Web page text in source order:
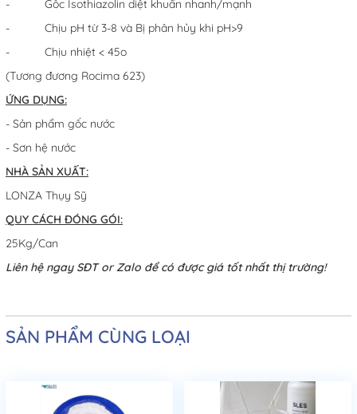
- Gốc Isothiazolin diệt khuẩn nhanh/mạnh
- Chịu pH từ 3-8 và Bị phân hủy khi pH>9
- Chịu nhiệt < 45o
(Tương đương Rocima 623)
ỨNG DỤNG:
- Sản phẩm gốc nước
- Sơn hệ nước
NHÀ SẢN XUẤT:
LONZA Thụy Sỹ
QUY CÁCH ĐÓNG GÓI:
25Kg/Can
Liên hệ ngay SĐT or Zalo để có được giá tốt nhất thị trường!
SẢN PHẨM CÙNG LOẠI